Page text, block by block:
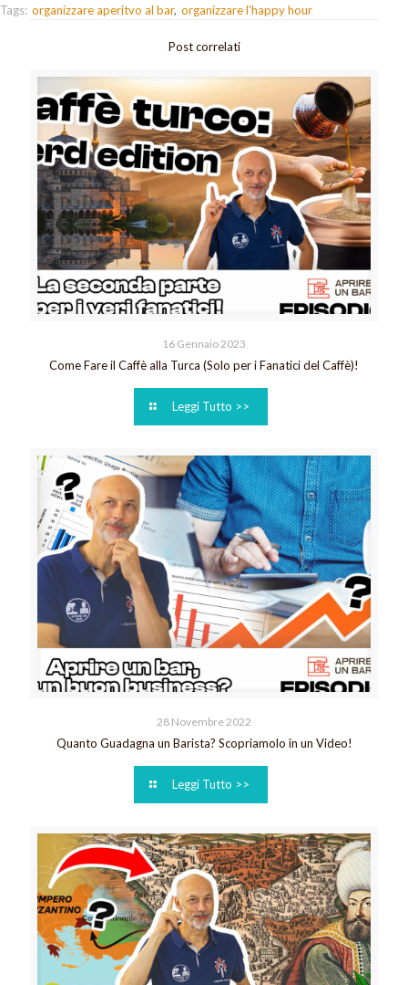
Tags: organizzare aperitvo al bar organizzare l'happy hour
Post correlati
16 Gennaio 2023
Come Fare il Caffè alla Turca (Solo per i Fanatici del Caffè)!
Leggi Tutto >>
28 Novembre 2022
Quanto Guadagna un Barista? Scopriamolo in un Video!
Leggi Tutto >>